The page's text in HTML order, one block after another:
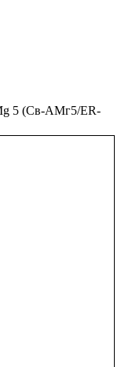
5 (Св-АМг5/ER-